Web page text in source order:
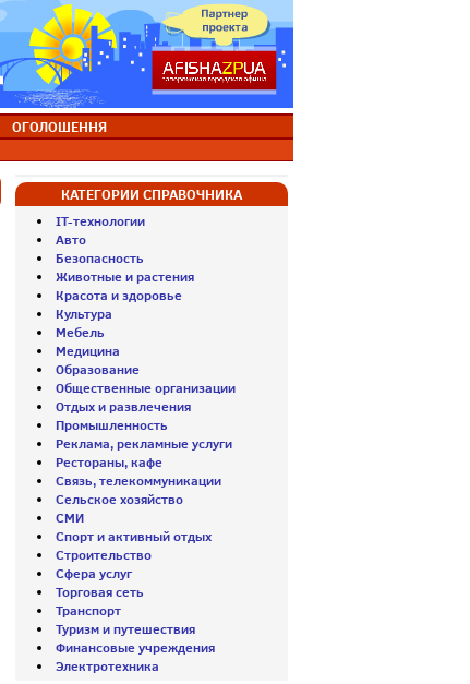
ОГОЛОШЕННЯ
КАТЕГОРИИ СПРАВОЧНИКА
IT-технологии
Авто
Безопасность
Животные и растения
Красота и здоровье
Культура
Мебель
Медицина
Образование
Общественные организации
Отдых и развлечения
Промышленность
Реклама, рекламные услуги
Рестораны, кафе
Связь, телекоммуникации
Сельское хозяйство
СМИ
Спорт и активный отдых
Строительство
Сфера услуг
Торговая сеть
Транспорт
Туризм и путешествия
Финансовые учреждения
Электротехника